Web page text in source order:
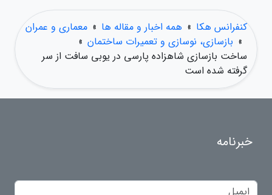
کنفرانس هکا » همه اخبار و مقاله ها » معماری و عمران
» بازسازی، نوسازی و تعمیرات ساختمان »
ساخت بازسازی شاهزاده پارسی در یوبی سافت از سر
گرفته شده است
خبرنامه